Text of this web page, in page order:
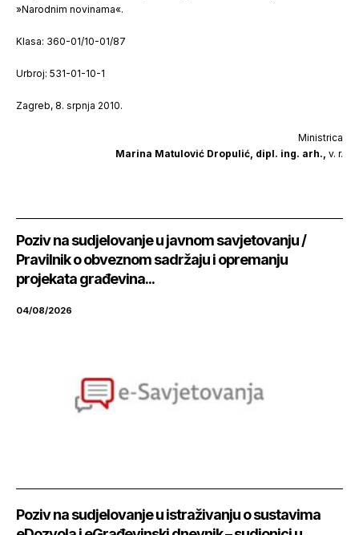
»Narodnim novinama«.
Klasa: 360-01/10-01/87
Urbroj: 531-01-10-1
Zagreb, 8. srpnja 2010.
Ministrica
Marina Matulović Dropulić, dipl. ing. arh., v. r.
Poziv na sudjelovanje u javnom savjetovanju /
Pravilnik o obveznom sadržaju i opremanju
projekata građevina...
04/08/2026
Poziv na sudjelovanje u istraživanju o sustavima